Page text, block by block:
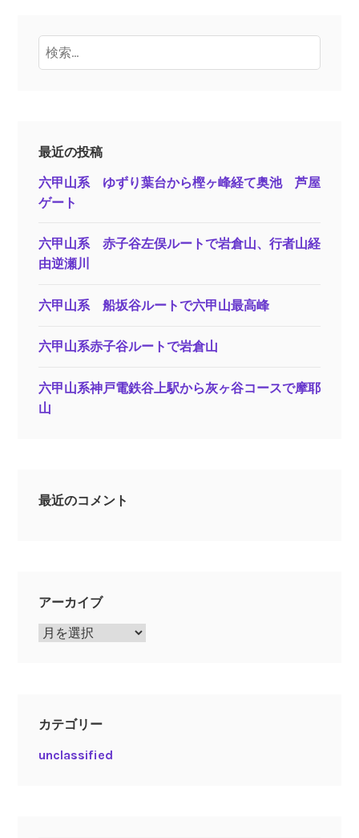
検
索:
最近の投稿
六甲山系 ゆずり葉台から樫ヶ峰経て奥池 芦屋
ゲート
六甲山系 赤子谷左俣ルートで岩倉山、行者山経
由逆瀬川
六甲山系 船坂谷ルートで六甲山最高峰
六甲山系赤子谷ルートで岩倉山
六甲山系神戸電鉄谷上駅から灰ヶ谷コースで摩耶
山
最近のコメント
アーカイブ
ア
カテゴリー
unclassified